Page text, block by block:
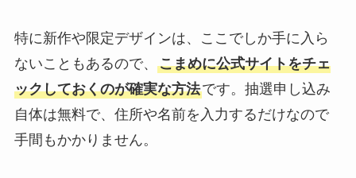
特に新作や限定デザインは、ここでしか手に入ら
ないこともあるので、 こまめに公式サイトをチェ
ックしておくのが確実な方法です。抽選申し込み
自体は無料で、住所や名前を入力するだけなので
手間もかかりません。